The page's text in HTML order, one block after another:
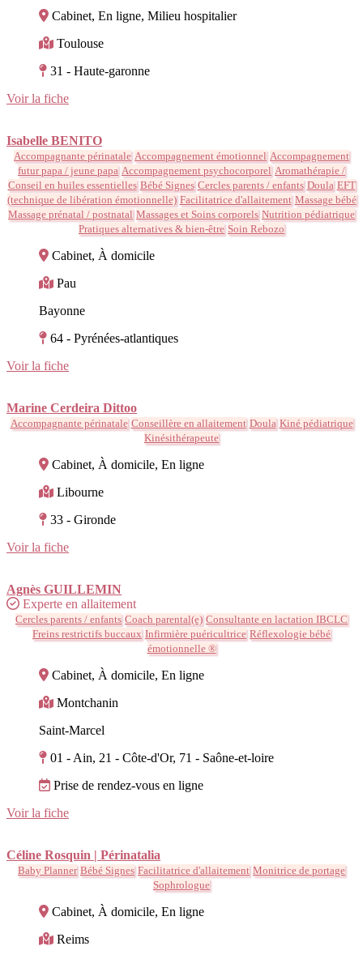
Cabinet, En ligne, Milieu hospitalier
Toulouse
31 - Haute-garonne
Voir la fiche
Isabelle BENITO
Accompagnante périnatale Accompagnement émotionnel Accompagnement
futur papa / jeune papa Accompagnement psychocorporel Aromathérapie /
Conseil en huiles essentielles Bébé Signes Cercles parents / enfants Doula EFT
(technique de libération émotionnelle) Facilitatrice d'allaitement Massage bébé
Massage prénatal / postnatal Massages et Soins corporels Nutrition pédiatrique
Pratiques alternatives & bien-être Soin Rebozo
Cabinet, À domicile
Pau
Bayonne
64 - Pyrénées-atlantiques
Voir la fiche
Marine Cerdeira Dittoo
Accompagnante périnatale Conseillère en allaitement Doula Kiné pédiatrique
Kinésithérapeute
Cabinet, À domicile, En ligne
Libourne
33 - Gironde
Voir la fiche
Agnès GUILLEMIN
Experte en allaitement
Cercles parents / enfants Coach parental(e) Consultante en lactation IBCLC
Freins restrictifs buccaux Infirmière puéricultrice Réflexologie bébé
émotionnelle ®
Cabinet, À domicile, En ligne
Montchanin
Saint-Marcel
01 - Ain, 21 - Côte-d'Or, 71 - Saône-et-loire
Prise de rendez-vous en ligne
Voir la fiche
Céline Rosquin | Périnatalia
Baby Planner Bébé Signes Facilitatrice d'allaitement Monitrice de portage
Sophrologue
Cabinet, À domicile, En ligne
Reims